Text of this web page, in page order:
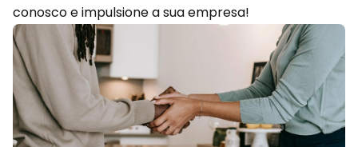
conoscoe impulsione a sua empresa!